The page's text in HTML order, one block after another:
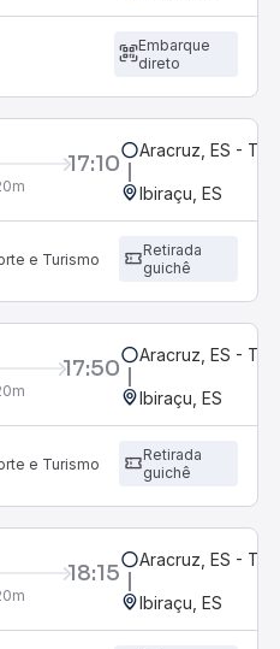
Embarque
direto
17:10 Aracruz, ES -
Ibiraçu, ES
e Turismo
Retirada
guichê
17:50 Aracruz, ES -
Ibiraçu, ES
e Turismo
Retirada
guichê
18:15 Aracruz, ES -
Ibiraçu, ES